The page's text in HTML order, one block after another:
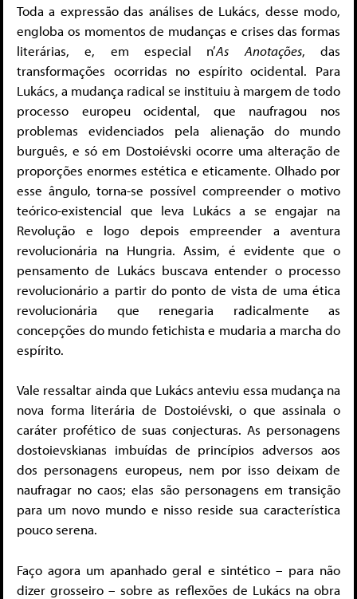
Toda a expressão das análises de Lukács, desse modo,
engloba os momentos de mudanças e crises das formas
literárias, e, em especial n’As Anotações, das
transformações ocorridas no espírito ocidental. Para
Lukács, a mudança radical se instituiu à margem de todo
processo europeu ocidental, que naufragou nos
problemas evidenciados pela alienação do mundo
burguês, e só em Dostoiévski ocorre uma alteração de
proporções enormes estética e eticamente. Olhado por
esse ângulo, torna-se possível compreender o motivo
teórico-existencial que leva Lukács a se engajar na
Revolução e logo depois empreender a aventura
revolucionária na Hungria. Assim, é evidente que o
pensamento de Lukács buscava entender o processo
revolucionário a partir do ponto de vista de uma ética
revolucionária que renegaria radicalmente as
concepções do mundo fetichista e mudaria a marcha do
espírito.
Vale ressaltar ainda que Lukács anteviu essa mudança na
nova forma literária de Dostoiévski, o que assinala o
caráter profético de suas conjecturas. As personagens
dostoievskianas imbuídas de princípios adversos aos
dos personagens europeus, nem por isso deixam de
naufragar no caos; elas são personagens em transição
para um novo mundo e nisso reside sua característica
pouco serena.
Faço agora um apanhado geral e sintético – para não
dizer grosseiro – sobre as reflexões de Lukács na obra